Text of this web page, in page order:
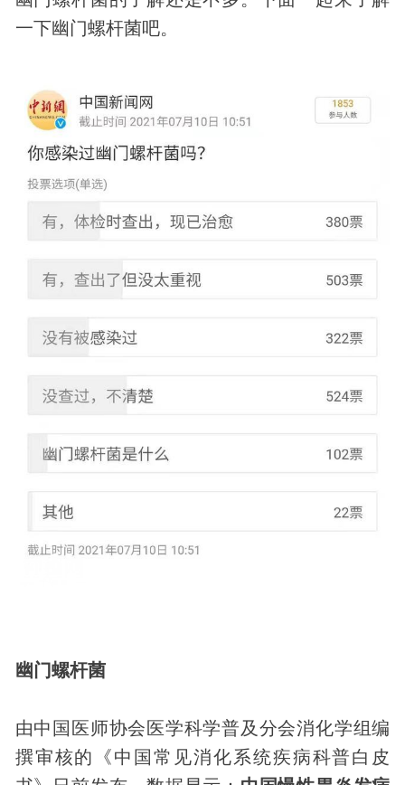
一下幽门螺杆菌吧。
幽门螺杆菌
由中国医师协会医学科学普及分会消化学组编
撰审核的《中国常见消化系统疾病科普白皮